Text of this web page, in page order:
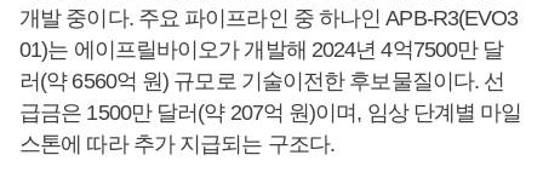
개발 중이다. 주요 파이프라인 중 하나인 APB-R3(EVO3
01)는 에이프릴바이오가 개발해 2024년 4억7500만 달
러(약 6560억 원) 규모로 기술이전한 후보물질이다. 선
급금은 1500만 달러(약 207억 원)이며, 임상 단계별 마일
스톤에 따라 추가 지급되는 구조다.